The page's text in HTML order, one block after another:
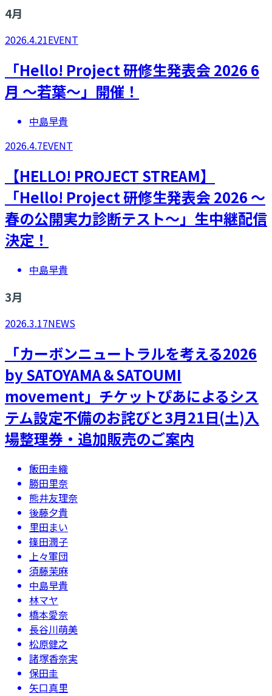
4月
2026.4.21EVENT
「Hello! Project 研修生発表会 2026 6
月 ～若葉～」開催！
中島早貴
2026.4.7EVENT
【HELLO! PROJECT STREAM】
「Hello! Project 研修生発表会 2026 ～
春の公開実力診断テスト～」生中継配信
決定！
中島早貴
3月
2026.3.17NEWS
「カーボンニュートラルを考える2026
by SATOYAMA＆SATOUMI
movement」チケットぴあによるシス
テム設定不備のお詫びと3月21日(土)入
場整理券・追加販売のご案内
飯田圭織
勝田里奈
熊井友理奈
後藤夕貴
里田まい
篠田潤子
上々軍団
須藤茉麻
中島早貴
林マヤ
橋本愛奈
長谷川萌美
松原健之
諸塚香奈実
保田圭
矢口真里